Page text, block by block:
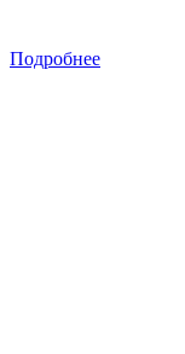
Подробнее